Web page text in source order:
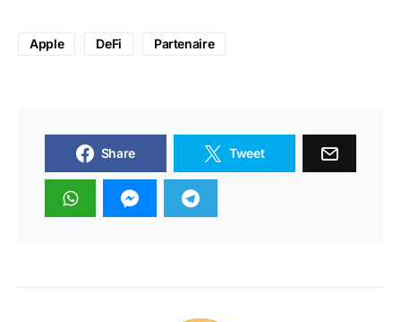
Apple DeFi Partenaire
Share Tweet